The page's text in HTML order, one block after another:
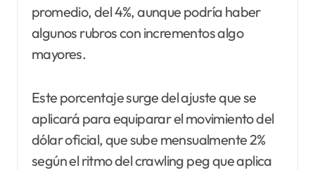
promedio, del 4%, aunque podría haber
algunos rubros con incrementos algo
mayores.
Este porcentaje surge del ajuste que se
aplicará para equiparar el movimiento del
dólar oficial, que sube mensualmente 2%
según el ritmo del crawling peg que aplica